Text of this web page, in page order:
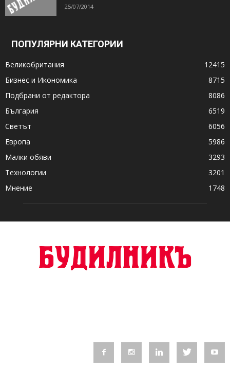
25/07/2014
ПОПУЛЯРНИ КАТЕГОРИИ
Великобритания
12415
Бизнес и Икономика
8715
Подбрани от редактора
8086
България
6519
Светът
6056
Европа
5986
Малки обяви
3293
Технологии
3201
Мнение
1748